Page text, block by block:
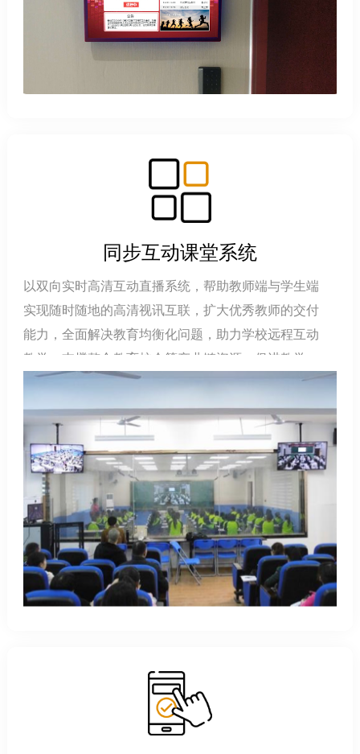
同步互动课堂系统
以双向实时高清互动直播系统，帮助教师端与学生端
实现随时随地的高清视讯互联，扩大优秀教师的交付
能力，全面解决教育均衡化问题，助力学校远程互动
教学。支撑整合教育校企等产业链资源，促进教学服
务深化与创新，解放教育行业生产力